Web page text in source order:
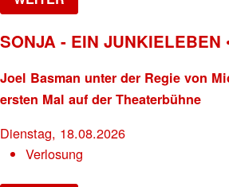
SONJA - EIN JUNKIELEBEN
Joel Basman unter der Regie von
ersten Mal auf der Theaterbühne
Dienstag, 18.08.2026
Verlosung